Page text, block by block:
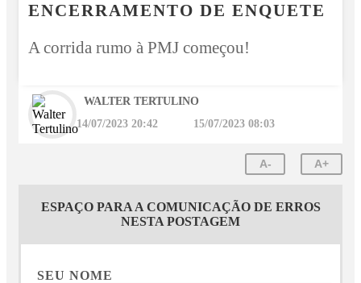
ENCERRAMENTO DE ENQUETE
A corrida rumo à PMJ começou!
WALTER TERTULINO
14/07/2023 20:42 15/07/2023 08:03
A- A+
ESPAÇO PARA A COMUNICAÇÃO DE ERROS
NESTA POSTAGEM
SEU NOME